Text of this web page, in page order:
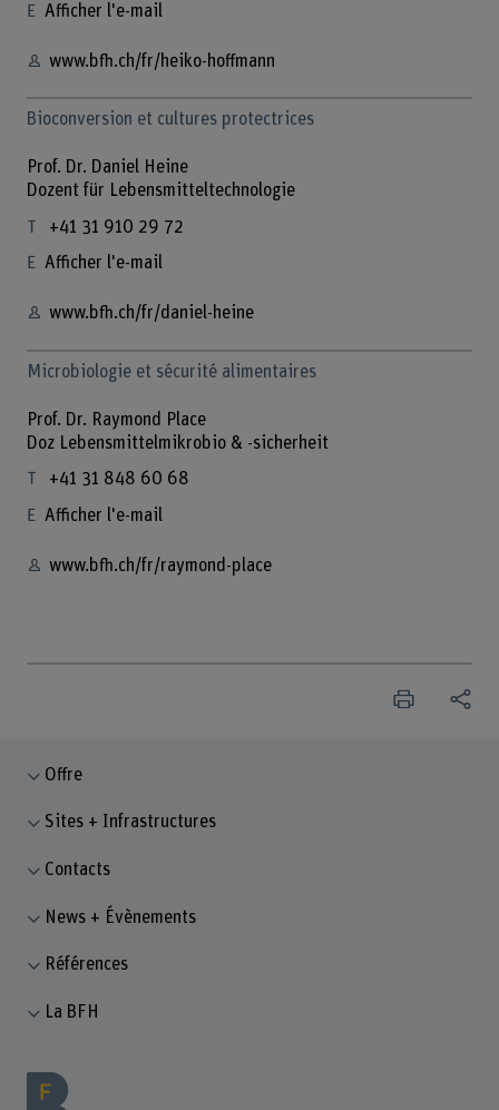
Afficher l'e-mail
www.bfh.ch/fr/heiko-hoffmann
Bioconversion et cultures protectrices
Prof. Dr. Daniel Heine
Dozent für Lebensmitteltechnologie
+41 31 910 29 72
Afficher l'e-mail
www.bfh.ch/fr/daniel-heine
Microbiologie et sécurité alimentaires
Prof. Dr. Raymond Place
Doz Lebensmittelmikrobio & -sicherheit
+41 31 848 60 68
Afficher l'e-mail
www.bfh.ch/fr/raymond-place
Offre
Sites + Infrastructures
Contacts
News + Évènements
Références
La BFH